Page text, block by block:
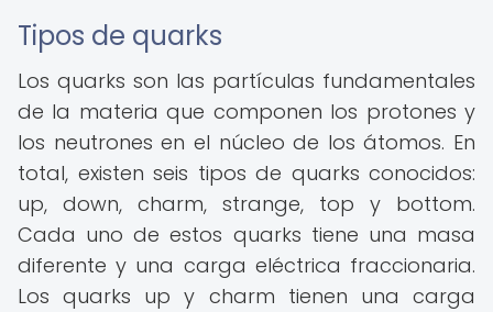
Tipos de quarks
Los quarks son las partículas fundamentales
de la materia que componen los protones y
los neutrones en el núcleo de los átomos. En
total, existen seis tipos de quarks conocidos:
up, down, charm, strange, top y bottom.
Cada uno de estos quarks tiene una masa
diferente y una carga eléctrica fraccionaria.
Los quarks up y charm tienen una carga